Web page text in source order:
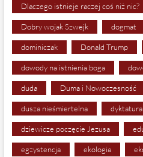
Dlaczego istnieje raczej coś niż nic?
Dobry wojak Szwejk dogmat
dominiczak Donald Trump
dowody na istnienia boga
duda Duma i Nowoczesność
dusza nieśmiertelna dyktatura
dziewicze poczęcie Jezusa
egzystencja ekologia